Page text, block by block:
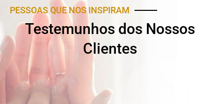
PESSOAS QUE NOS INSPIRAM
Testemunhos dos Nossos
Clientes